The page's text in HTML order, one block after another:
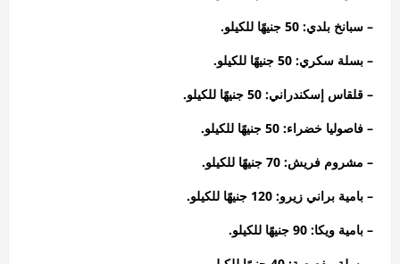
– سبانخ بلدي: 50 جنيهًا للكيلو.
– بسلة سكري: 50 جنيهًا للكيلو.
– قلقاس إسكندراني: 50 جنيهًا للكيلو.
– فاصوليا خضراء: 50 جنيهًا للكيلو.
– مشروم فريش: 70 جنيهًا للكيلو.
– بامية براني زيرو: 120 جنيهًا للكيلو.
– بامية ويكا: 90 جنيهًا للكيلو.